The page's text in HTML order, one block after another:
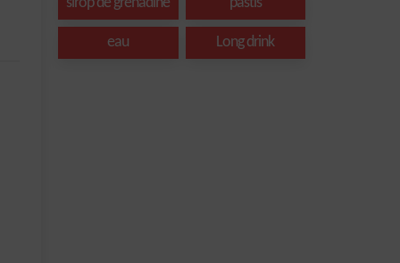
eau Long drink